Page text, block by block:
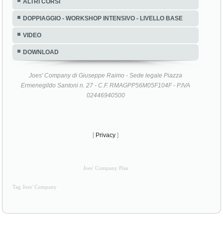
DOPPIAGGIO - WORKSHOP INTENSIVO - LIVELLO BASE
VIDEO
DOWNLOAD
Joes' Company di Giuseppe Raimo - Sede legale Piazza
Ermenegildo Santoni n. 27 - C.F. RMAGPP56M05F104F - P.IVA
02446940500
[ Privacy ]
Joes' Company Pisa
Tag Joes' Company